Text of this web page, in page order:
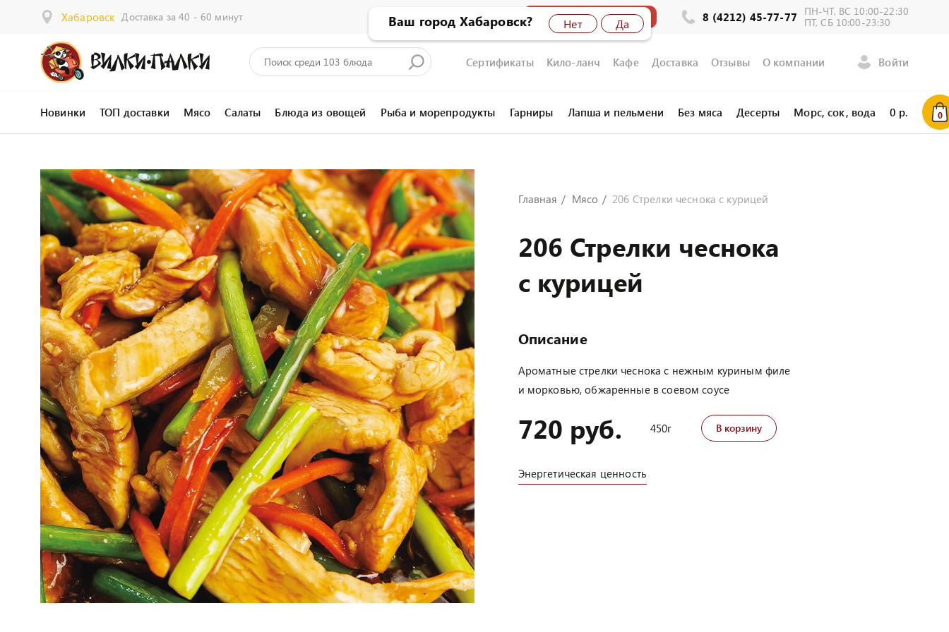
Хабаровск Доставка за 40 - 60 минут Бронирование стола 8 (4212) 45-77-77
ПН-ЧТ, ВС 10:00-22:30
ПТ, СБ 10:00-23:30
Сертификаты Кило-ланч Кафе Доставка Отзывы О компании Войти
Новинки ТОП доставки Мясо Салаты Блюда из овощей Рыба и морепродукты Гарниры Лапша и пельмени Без мяса Десерты Морс, сок, вода 0 р. 0
Главная Мясо 206 Стрелки чеснока с курицей
206 Стрелки чеснока
с курицей
Описание
Ароматные стрелки чеснока с нежным куриным филе
и морковью, обжаренные в соевом соусе
720 руб. 450г В корзину
Энергетическая ценность
Ваш город Хабаровск? Да
Нет